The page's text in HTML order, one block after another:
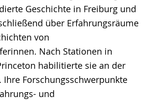
Geschichte in Freiburg und
über Erfahrungsräume
von
Nach Stationen in
habilitierte sie an der
Ihre Forschungsschwerpunkte
und